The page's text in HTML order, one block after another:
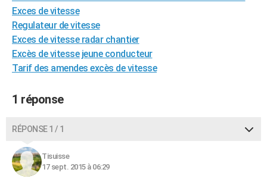
Exces de vitesse
Regulateur de vitesse
Exces de vitesse radar chantier
Excès de vitesse jeune conducteur
Tarif des amendes excès de vitesse
1 réponse
RÉPONSE 1 / 1
Tisuisse
17 sept. 2015 à 06:29